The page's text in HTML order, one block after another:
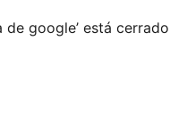
de google’ está cerrado